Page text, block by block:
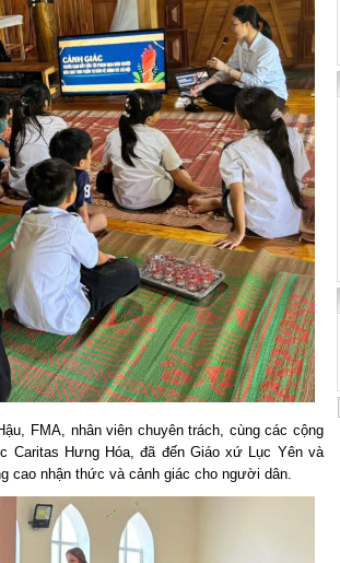
FMA, nhân viên chuyên trách, cùng các cộng
Caritas Hưng Hóa, đã đến Giáo xứ Lục Yên và
cao nhận thức và cảnh giác cho người dân.